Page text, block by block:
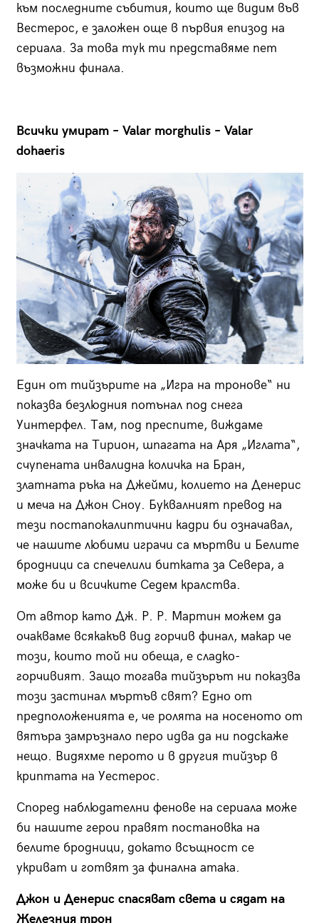
към последните събития, които ще видим във
Вестерос, е заложен още в първия епизод на
сериала. За това тук ти представяме пет
възможни финала.
Всички умират – Valar morghulis – Valar
dohaeris
Един от тийзърите на „Игра на тронове“ ни
показва безлюдния потънал под снега
Уинтерфел. Там, под преспите, виждаме
значката на Тирион, шпагата на Аря „Иглата“,
счупената инвалидна количка на Бран,
златната ръка на Джейми, колието на Денерис
и меча на Джон Сноу. Буквалният превод на
тези постапокалиптични кадри би означавал,
че нашите любими играчи са мъртви и Белите
бродници са спечелили битката за Севера, а
може би и всичките Седем кралства.
От автор като Дж. Р. Р. Мартин можем да
очакваме всякакъв вид горчив финал, макар че
този, които той ни обеща, е сладко-
горчивият. Защо тогава тийзърът ни показва
този застинал мъртъв свят? Едно от
предположенията е, че ролята на носеното от
вятъра замръзнало перо идва да ни подскаже
нещо. Видяхме перото и в другия тийзър в
криптата на Уестерос.
Според наблюдателни фенове на сериала може
би нашите герои правят постановка на
белите бродници, докато всъщност се
укриват и готвят за финална атака.
Джон и Денерис спасяват света и сядат на
Железния трон